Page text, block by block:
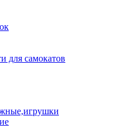
для самокатов